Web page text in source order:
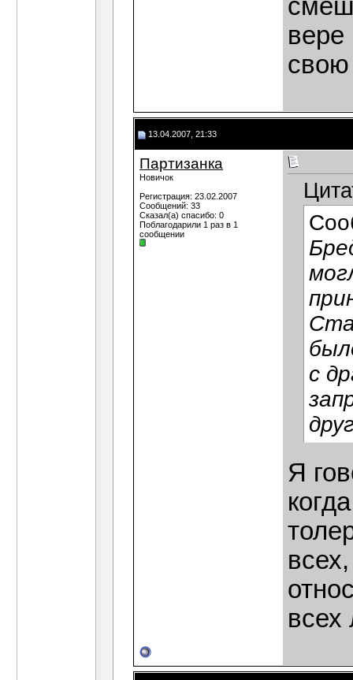
свою
13.04.2007, 21:33
Партизанка
Новичок
Регистрация: 23.02.2007
Сообщений: 33
Сказал(а) спасибо: 0
Поблагодарили 1 раз в 1
сообщении
с
Я